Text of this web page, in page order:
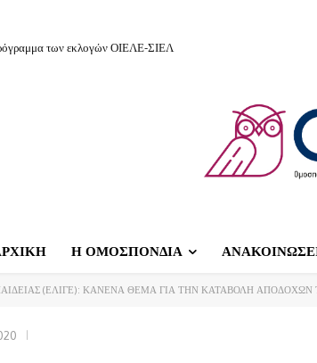
των εκλογών ΟΙΕΛΕ-ΣΙΕΛ
Η ΟΜΟΣΠΟΝΔΙΑ
(ΕΛΙΓΕ): ΚΑΝΕΝΑ ΘΕΜΑ ΓΙΑ ΤΗΝ ΚΑΤΑΒΟΛΗ ΑΠΟΔΟΧΩΝ